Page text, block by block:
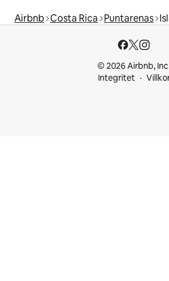
Airbnb Costa Rica Puntarenas
© 2026 Airbnb,
Integritet